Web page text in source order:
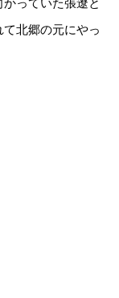
っていた張遼と
北郷の元にやっ